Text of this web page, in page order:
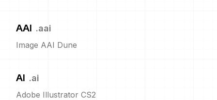
AAI .aai
Image AAI Dune
AI .ai
Adobe Illustrator CS2